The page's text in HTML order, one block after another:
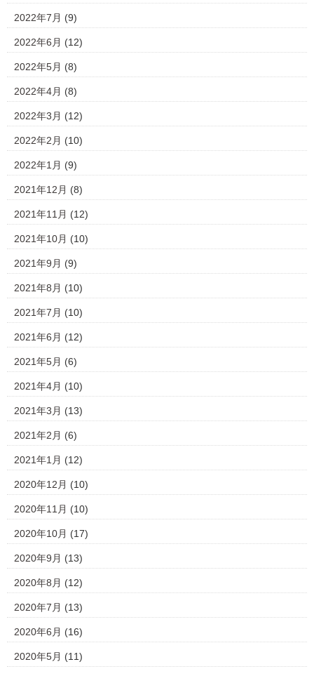
2022年7月 (9)
2022年6月 (12)
2022年5月 (8)
2022年4月 (8)
2022年3月 (12)
2022年2月 (10)
2022年1月 (9)
2021年12月 (8)
2021年11月 (12)
2021年10月 (10)
2021年9月 (9)
2021年8月 (10)
2021年7月 (10)
2021年6月 (12)
2021年5月 (6)
2021年4月 (10)
2021年3月 (13)
2021年2月 (6)
2021年1月 (12)
2020年12月 (10)
2020年11月 (10)
2020年10月 (17)
2020年9月 (13)
2020年8月 (12)
2020年7月 (13)
2020年6月 (16)
2020年5月 (11)